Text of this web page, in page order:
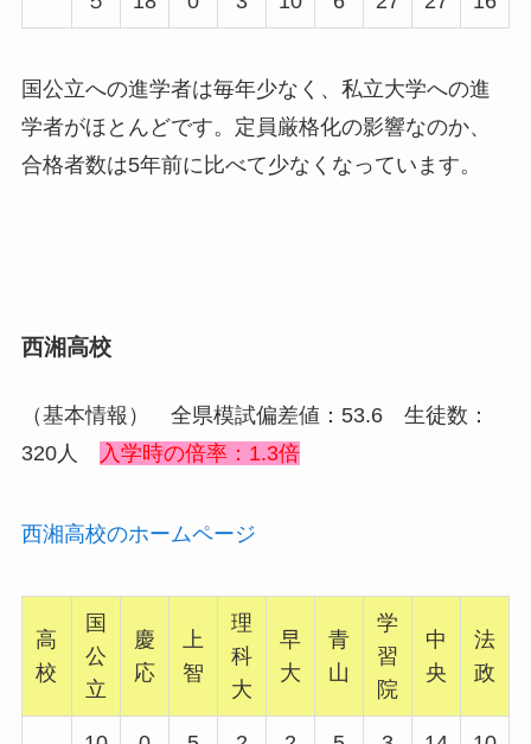
国公立への進学者は毎年少なく、私立大学への進
学者がほとんどです。定員厳格化の影響なのか、
合格者数は5年前に比べて少なくなっています。
西湘高校
（基本情報） 全県模試偏差値：53.6 生徒数：
320人
入学時の倍率：1.3倍
西湘高校のホームページ
高
校
国
公
立
慶
応
上
智
理
科
大
早
大
青
山
学
習
院
中
央
法
政